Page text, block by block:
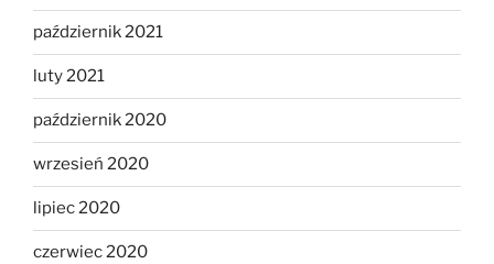
październik 2021
luty 2021
październik 2020
wrzesień 2020
lipiec 2020
czerwiec 2020